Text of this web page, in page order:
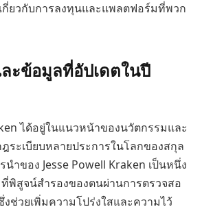
กี่ยวกับการลงทุนและแพลตฟอร์มที่พวก
ะข้อมูลที่อัปเดตในปี
ได้อยู่ในแนวหน้าของนวัตกรรมและ
ระเบียบหลายประการในโลกของสกุล
นำของ Jesse Powell Kraken เป็นหนึ่ง
พิสูจน์สำรองของตนผ่านการตรวจสอ
ช่วยเพิ่มความโปร่งใสและความไว้